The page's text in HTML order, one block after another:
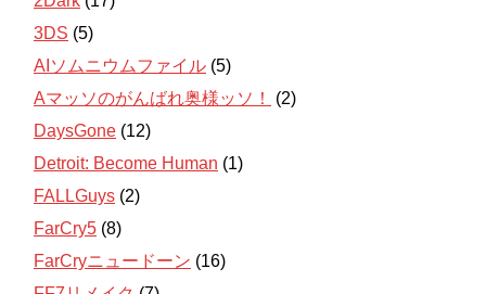
3DS (5)
AIソムニウムファイル (5)
Aマッソのがんばれ奥様ッソ！
(2)
DaysGone (12)
Detroit: Become Human (1)
FALLGuys (2)
FarCry5 (8)
FarCryニュードーン (16)